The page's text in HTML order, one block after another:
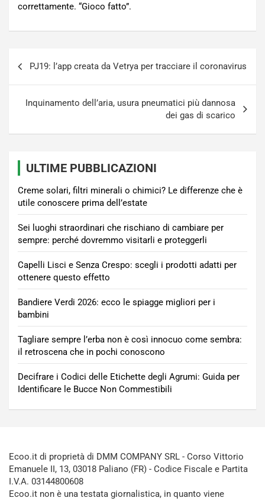
correttamente. “Gioco fatto”.
PJ19: l’app creata da Vetrya per tracciare il coronavirus
Inquinamento dell’aria, usura pneumatici più dannosa
dei gas di scarico
ULTIME PUBBLICAZIONI
Creme solari, filtri minerali o chimici? Le differenze che è
utile conoscere prima dell’estate
Sei luoghi straordinari che rischiano di cambiare per
sempre: perché dovremmo visitarli e proteggerli
Capelli Lisci e Senza Crespo: scegli i prodotti adatti per
ottenere questo effetto
Bandiere Verdi 2026: ecco le spiagge migliori per i
bambini
Tagliare sempre l’erba non è così innocuo come sembra:
il retroscena che in pochi conoscono
Decifrare i Codici delle Etichette degli Agrumi: Guida per
Identificare le Bucce Non Commestibili
Ecoo.it di proprietà di DMM COMPANY SRL - Corso Vittorio
Emanuele II, 13, 03018 Paliano (FR) - Codice Fiscale e Partita
I.V.A. 03144800608
Ecoo.it non è una testata giornalistica, in quanto viene